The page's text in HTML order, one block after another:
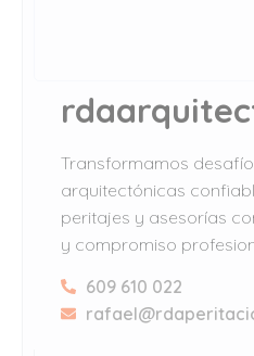
Transformamos
arquitectónicas
peritajes y asesorías
y compromiso
609 610 022